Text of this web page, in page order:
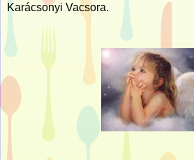
Karácsonyi Vacsora.